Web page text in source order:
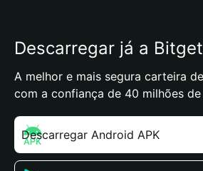
Descarregar já a
A melhor e mais segura carteira
com a confiança de 40 milhões
Descarregar Android APK